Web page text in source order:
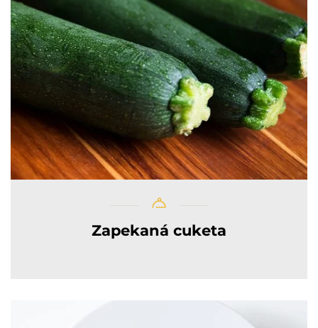
Zapekaná cuketa